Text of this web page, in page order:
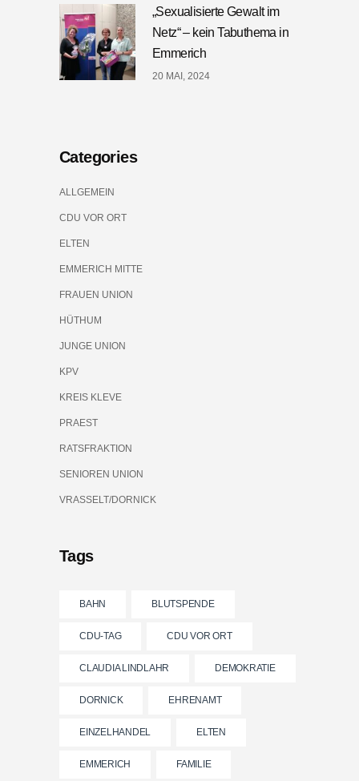
„Sexualisierte Gewalt im
Netz“ – kein Tabuthema in
Emmerich
20 MAI, 2024
Categories
ALLGEMEIN
CDU VOR ORT
ELTEN
EMMERICH MITTE
FRAUEN UNION
HÜTHUM
JUNGE UNION
KPV
KREIS KLEVE
PRAEST
RATSFRAKTION
SENIOREN UNION
VRASSELT/DORNICK
Tags
BAHN BLUTSPENDE
CDU-TAG CDU VOR ORT
CLAUDIA LINDLAHR DEMOKRATIE
DORNICK EHRENAMT
EINZELHANDEL ELTEN
EMMERICH FAMILIE